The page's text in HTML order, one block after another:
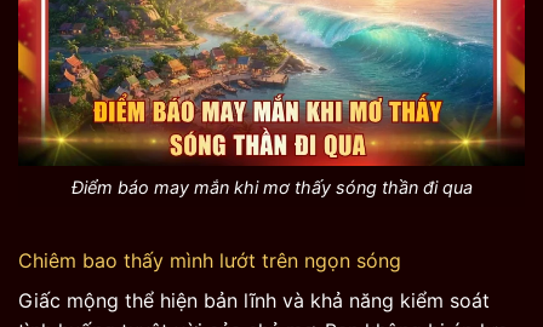
Điểm báo may mắn khi mơ thấy sóng thần đi qua
Chiêm bao thấy mình lướt trên ngọn sóng
Giấc mộng thể hiện bản lĩnh và khả năng kiểm soát